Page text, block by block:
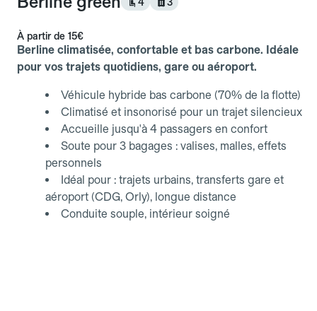
À partir de 15€
Berline climatisée, confortable et bas carbone. Idéale
pour vos trajets quotidiens, gare ou aéroport.
Véhicule hybride bas carbone (70% de la flotte)
Climatisé et insonorisé pour un trajet silencieux
Accueille jusqu'à 4 passagers en confort
Soute pour 3 bagages : valises, malles, effets
personnels
Idéal pour : trajets urbains, transferts gare et
aéroport (CDG, Orly), longue distance
Conduite souple, intérieur soigné